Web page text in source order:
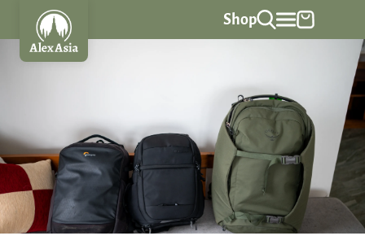
t
p
Shop